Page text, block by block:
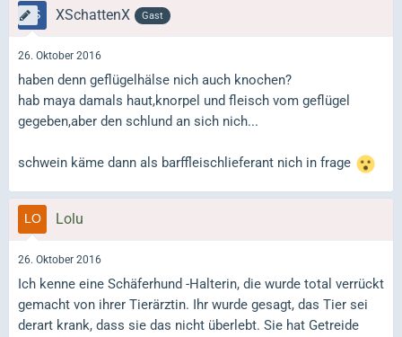
XSchattenX Gast
26. Oktober 2016
haben denn geflügelhälse nich auch knochen?
hab maya damals haut,knorpel und fleisch vom geflügel
gegeben,aber den schlund an sich nich...
schwein käme dann als barffleischlieferant nich in frage
Lolu
26. Oktober 2016
Ich kenne eine Schäferhund -Halterin, die wurde total verrückt
gemacht von ihrer Tierärztin. Ihr wurde gesagt, das Tier sei
derart krank, dass sie das nicht überlebt. Sie hat Getreide